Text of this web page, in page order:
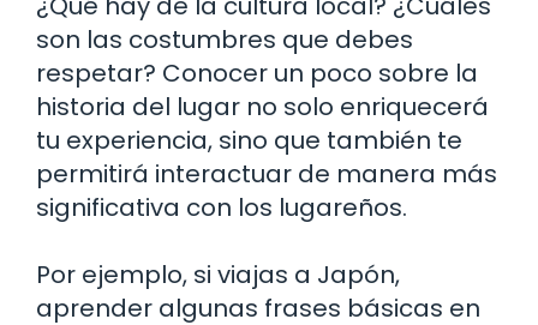
son las costumbres que debes
respetar? Conocer un poco sobre la
historia del lugar no solo enriquecerá
tu experiencia, sino que también te
permitirá interactuar de manera más
significativa con los lugareños.
Por ejemplo, si viajas a Japón,
aprender algunas frases básicas en